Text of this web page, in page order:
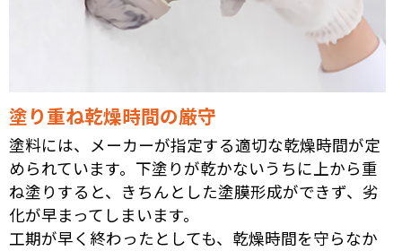
塗り重ね乾燥時間の厳守
塗料には、メーカーが指定する適切な乾燥時間が定
められています。下塗りが乾かないうちに上から重
ね塗りすると、きちんとした塗膜形成ができず、劣
化が早まってしまいます。
工期が早く終わったとしても、乾燥時間を守らなか